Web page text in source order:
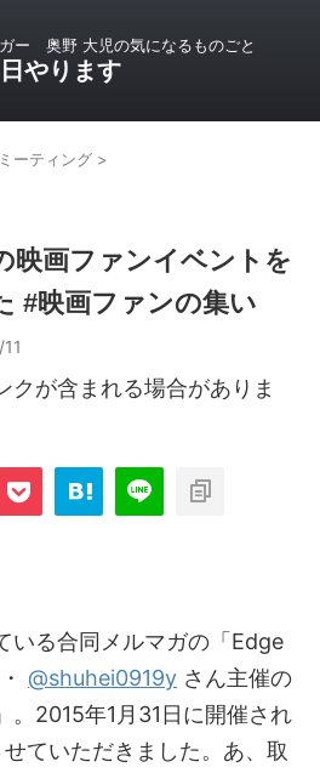
ー 奥野 大児の気になるものごと
やります
ーティング >
映画ファンイベントを
#映画ファンの集い
クが含まれる場合がありま
blog/wp-
sns-count-
いる合同メルマガの「Edge
@shuhei0919y さん主催の
。2015年1月31日に開催され
ていただきました。あ、取